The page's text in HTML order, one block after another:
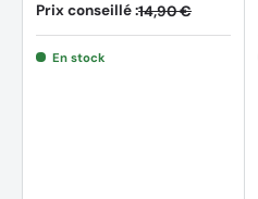
Prix conseillé :14,90 €
En stock